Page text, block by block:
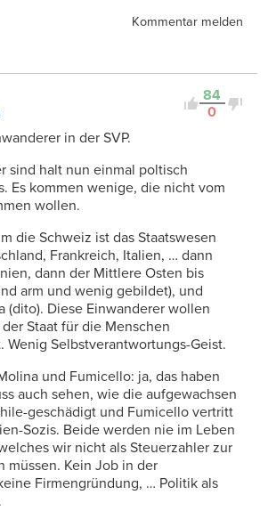
Kommentar melden
84
0
in der SVP.
sind halt nun einmal poltisch
Es kommen wenige, die nicht vom
wollen.
die Schweiz ist das Staatswesen
Frankreich, Italien, … dann
dann der Mittlere Osten bis
arm und wenig gebildet), und
(dito). Diese Einwanderer wollen
Staat für die Menschen
Wenig Selbstverantwortungs-Geist.
und Fumicello: ja, das haben
auch sehen, wie die aufgewachsen
geschädigt und Fumicello vertritt
Sozis. Beide werden nie im Leben
wir nicht als Steuerzahler zur
müssen. Kein Job in der
Firmengründung, … Politik als